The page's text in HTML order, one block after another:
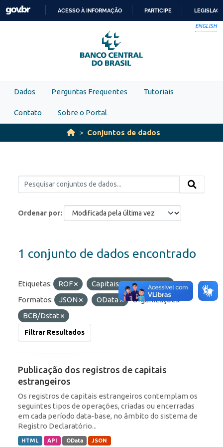
Skip to main content
PARA
O
CONTEÚDO
ACESSO À INFORMAÇÃO PARTICIPE
ENGLISH
Dados Perguntas Frequentes Tutoriais
Contato Sobre o Portal
Conjuntos de dados
Ordenar por
1 conjunto de dados encontrado
Etiquetas: ROF
Capitais Estrangeiros
Formatos:
JSON OData
Organizações:
BCB/Dstat
Filtrar Resultados
Publicação dos registros de capitais
estrangeiros
Os registros de capitais estrangeiros contemplam os
seguintes tipos de operações, criadas ou encerradas
em cada período data-base, no âmbito do sistema de
Registro Declaratório...
HTML API OData JSON